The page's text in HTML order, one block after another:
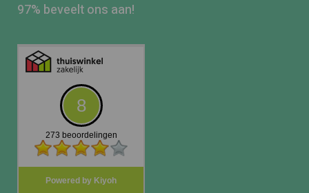
97% beveelt ons aan!